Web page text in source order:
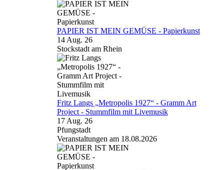
PAPIER IST MEIN GEMÜSE - Papierkunst
14 Aug. 26
Stockstadt am Rhein
Fritz Langs „Metropolis 1927“ - Gramm Art
Project - Stummfilm mit Livemusik
17 Aug. 26
Pfungstadt
Veranstaltungen am 18.08.2026